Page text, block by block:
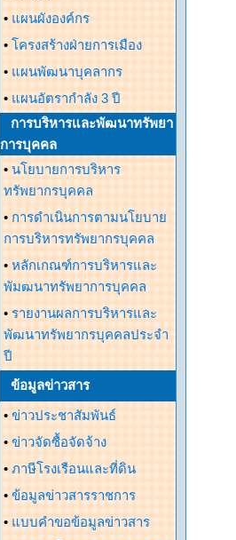
• แผนผังองค์กร
• โครงสร้างฝ่ายการเมือง
• แผนพัฒนาบุคลากร
• แผนอัตรากำลัง 3 ปี
การบริหารและพัฒนาทรัพยา
การบุคคล
• นโยบายการบริหาร
ทรัพยากรบุคคล
• การดำเนินการตามนโยบาย
การบริหารทรัพยากรบุคคล
• หลักเกณฑ์การบริหารและ
พัมฒนาทรัพยาการบุคคล
• รายงานผลการบริหารและ
พัฒนาทรัพยากรบุคคลประจำ
ปี
ข้อมูลข่าวสาร
• ข่าวประชาสัมพันธ์
• ข่าวจัดซื้อจัดจ้าง
• ภาษีโรงเรือนและที่ดิน
• ข้อมูลข่าวสารราชการ
• แบบคำขอข้อมูลข่าวสาร